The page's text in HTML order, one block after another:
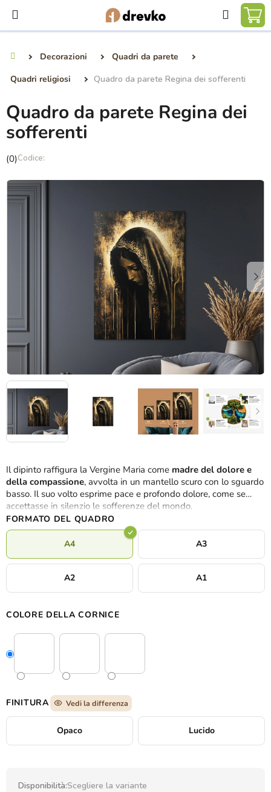
contenuto
Ricerca
Decorazioni
Quadri da parete
Quadri religiosi
Quadro da parete Regina dei sofferenti
Il dipinto raffigura la Vergine Maria come madre del dolore e
della compassione, avvolta in un mantello scuro con lo sguardo
basso. Il suo volto esprime pace e profondo dolore, come se
accettasse in silenzio le sofferenze del mondo.
FORMATO DEL QUADRO
A4 A3
A2 A1
COLORE DELLA CORNICE
FINITURA Vedi la differenza
Opaco Lucido
Disponibilità:Scegliere la variante
Quadro da parete Regina dei
sofferenti
La
media
del
prodotto
(0)